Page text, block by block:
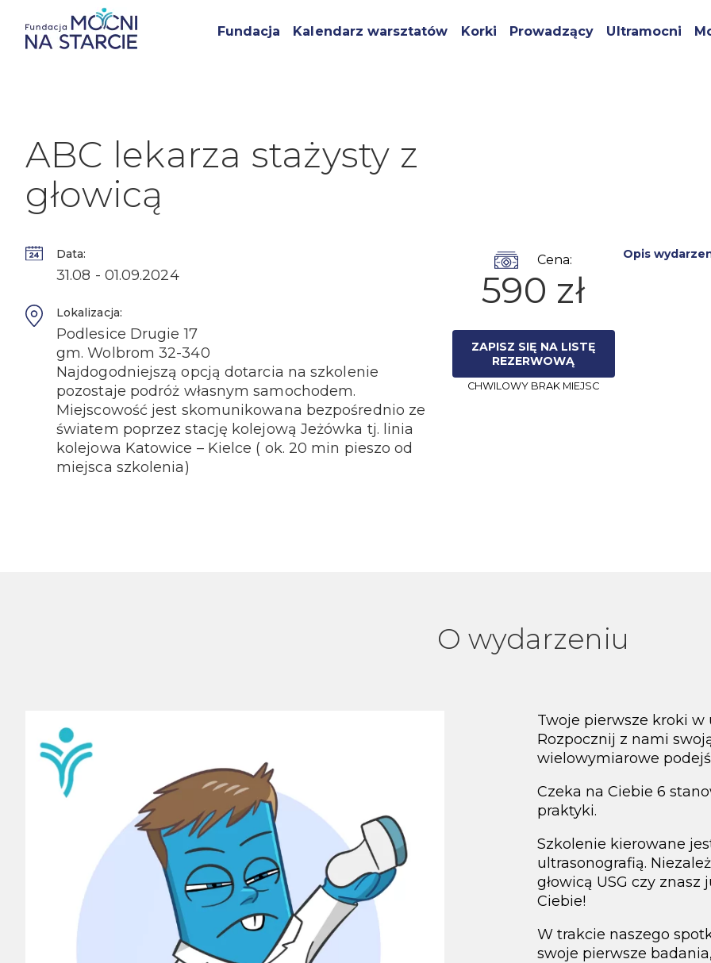
Fundacja Kalendarz warsztatów Korki Prowadzący Ultramocni
ABC lekarza stażysty z
głowicą
Data:
31.08 - 01.09.2024
Lokalizacja:
Podlesice Drugie 17
gm. Wolbrom 32-340
Najdogodniejszą opcją dotarcia na szkolenie
pozostaje podróż własnym samochodem.
Miejscowość jest skomunikowana bezpośrednio ze
światem poprzez stację kolejową Jeżówka tj. linia
kolejowa Katowice – Kielce ( ok. 20 min pieszo od
miejsca szkolenia)
Cena:
590 zł
ZAPISZ SIĘ NA LISTĘ
REZERWOWĄ
CHWILOWY BRAK MIEJSC
Opis
O wydarzeniu
Twoje pierwsze kroki w
Rozpocznij z nami
wielowymiarowe
Czeka na Ciebie 6
praktyki.
Szkolenie kierowane
ultrasonografią.
głowicą USG czy
Ciebie!
W trakcie naszego
swoje pierwsze